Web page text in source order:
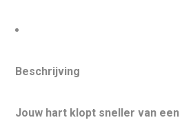
Beschrijving
Jouw hart klopt sneller van